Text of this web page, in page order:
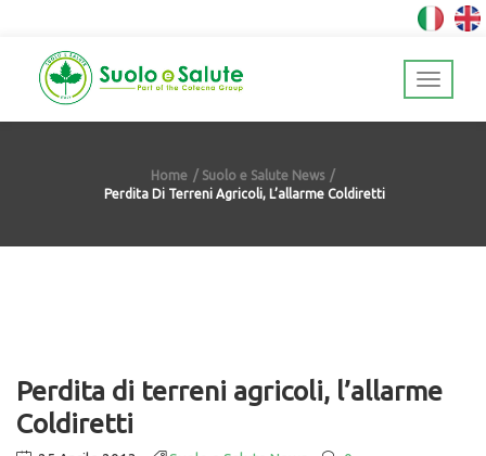
Home
Suolo e Salute News
Perdita Di Terreni Agricoli, L’allarme Coldiretti
Perdita di terreni agricoli, l’allarme
Coldiretti